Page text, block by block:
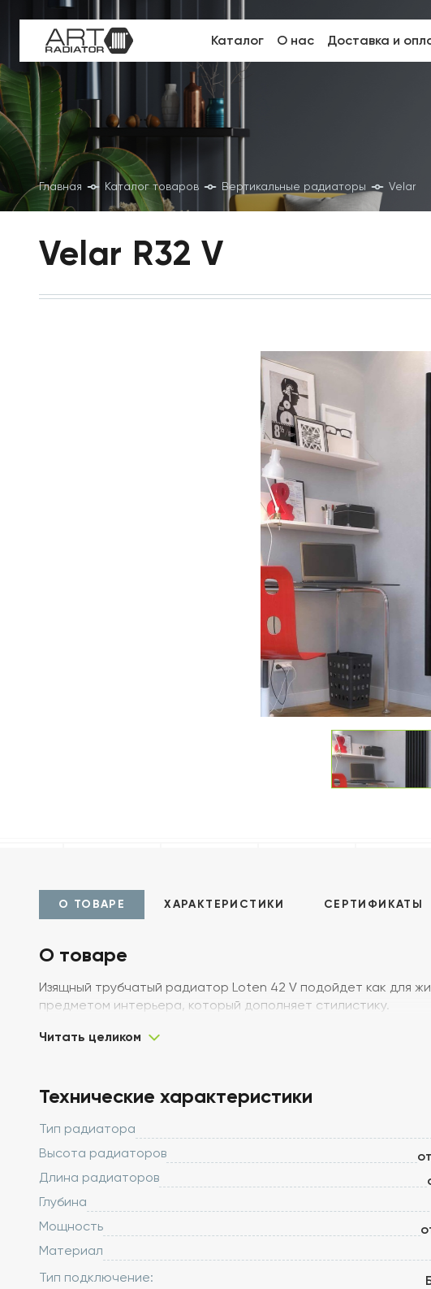
Каталог О нас Доставка и
Главная Каталог товаров Вертикальные радиаторы Velar
Velar R32 V
О ТОВАРЕ ХАРАКТЕРИСТИКИ СЕРТИФИКАТЫ
О товаре
Изящный трубчатый радиатор Loten 42 V подойдет как для
предметом интерьера, который дополняет стилистику.
Читать целиком
Технические характеристики
Тип радиатора
Высота радиаторов
Длина радиаторов
Глубина
Мощность
Материал
Тип подключение: